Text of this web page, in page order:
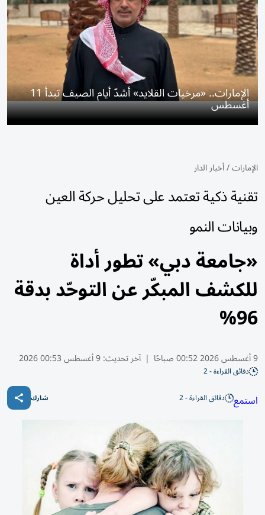
الإمارات.. «مرخيات القلايد» أشدّ أيام الصيف تبدأ 11
أغسطس
الإمارات/أخبار الدار
تقنية ذكية تعتمد على تحليل حركة العين
وبيانات النمو
«جامعة دبي» تطور أداة
للكشف المبكّر عن التوحّد بدقة
96%
9 أغسطس 2026 00:52 صباحًا | آخر تحديث:9 أغسطس 00:53 2026
دقائق القراءة - 2
استمع دقائق القراءة - 2 شارك